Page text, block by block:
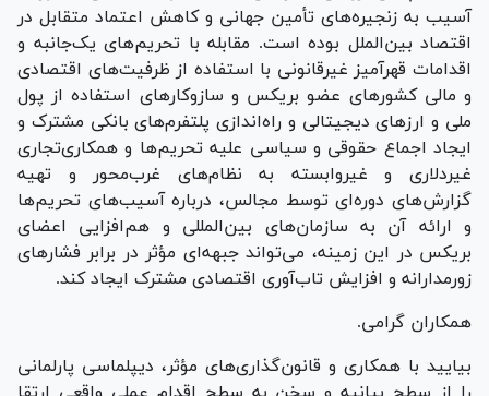
آسیب به زنجیره‌های تأمین جهانی و کاهش اعتماد متقابل در
اقتصاد بین‌الملل بوده است. مقابله با تحریم‌های یک‌جانبه و
اقدامات قهرآمیز غیرقانونی با استفاده از ظرفیت‌های اقتصادی
و مالی کشور‌های عضو بریکس و سازوکار‌های استفاده از پول
ملی و ارز‌های دیجیتالی و راه‌اندازی پلتفرم‌های بانکی مشترک و
ایجاد اجماع حقوقی و سیاسی علیه تحریم‌ها و همکاری‌تجاری
غیردلاری و غیروابسته به نظام‌های غرب‌محور و تهیه
گزارش‌های دوره‌ای توسط مجالس، درباره آسیب‌های تحریم‌ها
و ارائه آن به سازمان‌های بین‌المللی و هم‌افزایی اعضای
بریکس در این زمینه، می‌تواند جبهه‌ای مؤثر در برابر فشار‌های
زورمدارانه و افزایش تاب‌آوری اقتصادی مشترک ایجاد کند.
همکاران گرامی.
بیایید با همکاری و قانون‌گذاری‌های مؤثر، دیپلماسی پارلمانی